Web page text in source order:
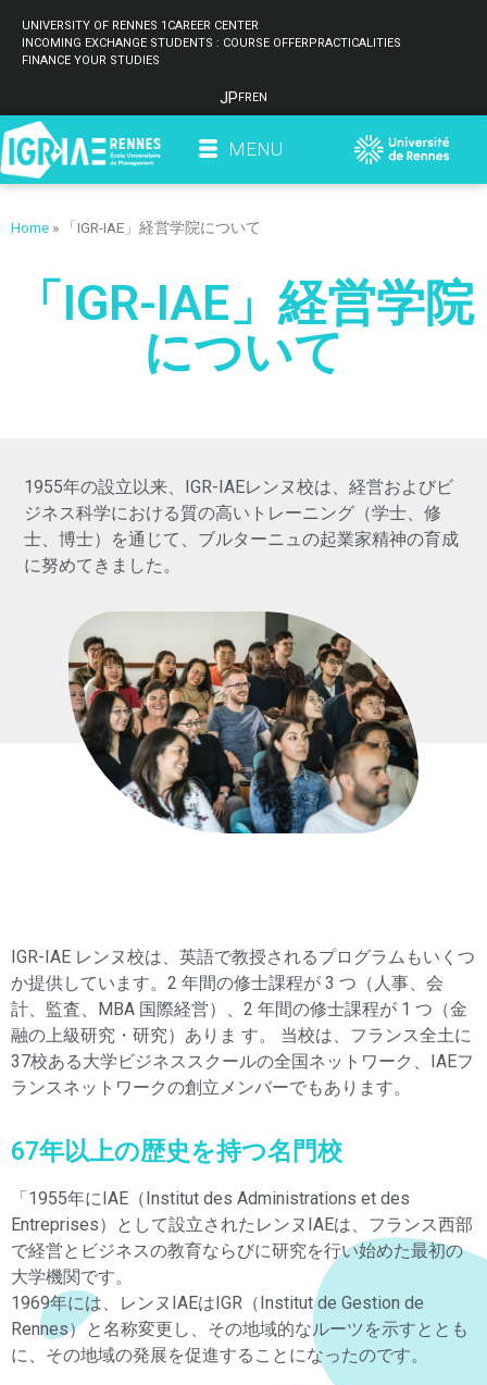
UNIVERSITY OF RENNES 1 CAREER CENTER
INCOMING EXCHANGE STUDENTS : COURSE OFFERPRACTICALITIES
FINANCE YOUR STUDIES
JPFREN
MENU
Home » 「IGR-IAE」経営学院について
「IGR-IAE」経営学院
について
1955年の設立以来、IGR-IAEレンヌ校は、経営およびビ
ジネス科学における質の高いトレーニング（学士、修
士、博士）を通じて、ブルターニュの起業家精神の育成
に努めてきました。
IGR-IAE レンヌ校は、英語で教授されるプログラムもいくつ
か提供しています。2 年間の修士課程が 3 つ（人事、会
計、監査、MBA 国際経営）、2 年間の修士課程が 1 つ（金
融の上級研究・研究）ありま す。 当校は、フランス全土に
37校ある大学ビジネススクールの全国ネットワーク、IAEフ
ランスネットワークの創立メンバーでもあります。
67年以上の歴史を持つ名門校
「1955年にIAE（Institut des Administrations et des
Entreprises）として設立されたレンヌIAEは、フランス西部
で経営とビジネスの教育ならびに研究を行い始めた最初の
大学機関です。
1969年には、レンヌIAEはIGR（Institut de Gestion de
Rennes）と名称変更し、その地域的なルーツを示すととも
に、その地域の発展を促進することになったのです。